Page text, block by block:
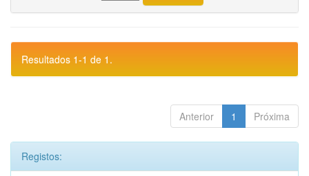
Resultados 1-1 de 1.
Anterior 1 Próxima
Registos: